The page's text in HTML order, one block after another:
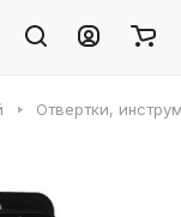
Отвертки,